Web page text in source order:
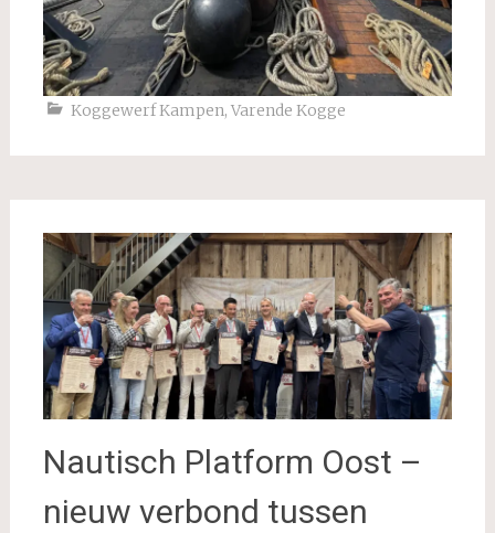
Koggewerf Kampen, Varende Kogge
Nautisch Platform Oost –
nieuw verbond tussen